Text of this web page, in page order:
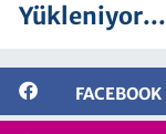
Yükleniyor...
FACEBOOK